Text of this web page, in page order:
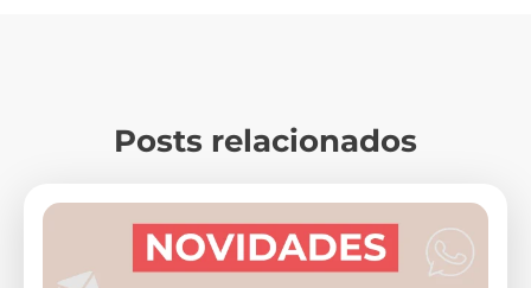
Posts relacionados